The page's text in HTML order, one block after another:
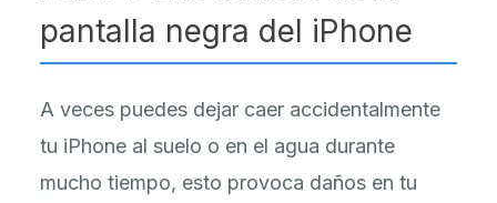
pantalla negra del iPhone
A veces puedes dejar caer accidentalmente
tu iPhone al suelo o en el agua durante
mucho tiempo, esto provoca daños en tu